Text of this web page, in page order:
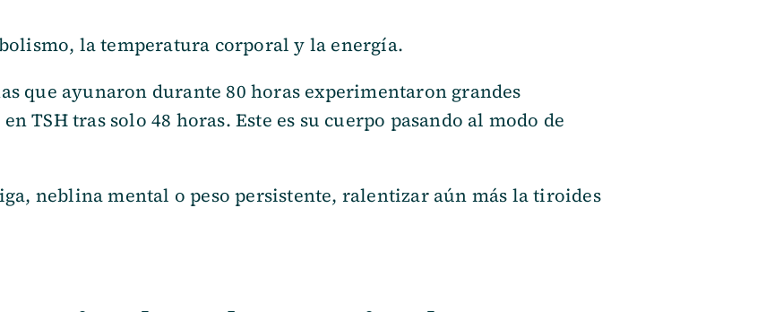
la temperatura corporal y la energía.
que ayunaron durante 80 horas experimentaron grandes
TSH tras solo 48 horas. Este es su cuerpo pasando al modo de
neblina mental o peso persistente, ralentizar aún más la tiroides